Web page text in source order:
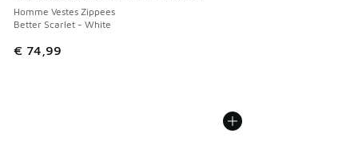
Homme Vestes Zippees
Better Scarlet - White
€ 74,99